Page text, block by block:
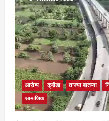
आरोग्य क्रीडा ताज्या बातम्या
सामाजिक